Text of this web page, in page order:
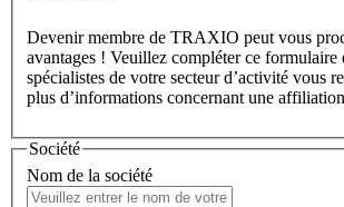
Devenir membre de TRAXIO peut vous
avantages ! Veuillez compléter ce formulaire
spécialistes de votre secteur d’activité vous
plus d’informations concernant une
Société
Nom de la société